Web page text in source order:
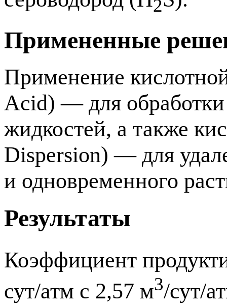
2
Примененные
Применение
Acid) — для обработки
жидкостей, а также
Dispersion) — для
и одновременного
Результаты
Коэффициент
сут/атм с 2,57 м3/сут/